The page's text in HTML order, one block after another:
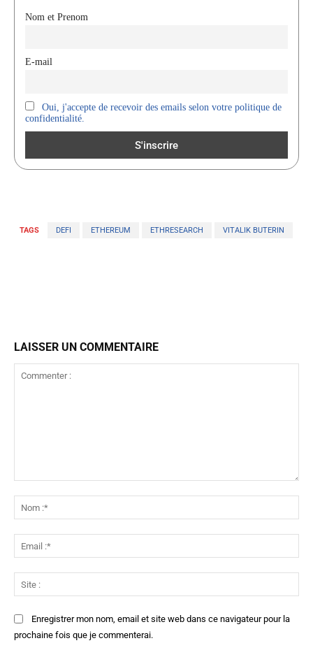
Nom et Prenom
E-mail
Oui, j'accepte de recevoir des emails selon votre politique de
confidentialité.
TAGS DEFI ETHEREUM ETHRESEARCH VITALIK BUTERIN
LAISSER UN COMMENTAIRE
:*
:*
:
Enregistrer mon nom, email et site web dans ce navigateur pour la
prochaine fois que je commenterai.